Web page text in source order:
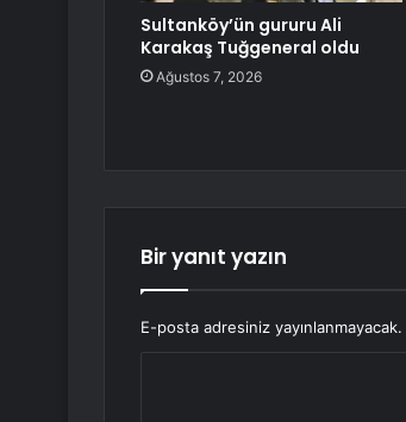
Sultanköy’ün gururu Ali
Karakaş Tuğgeneral oldu
Ağustos 7, 2026
Bir yanıt yazın
E-posta adresiniz yayınlanmayacak.